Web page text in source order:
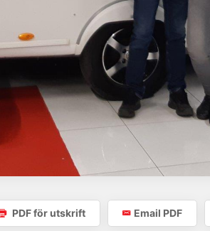
PDF för utskrift Email PDF